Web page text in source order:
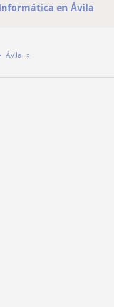
en Ávila
Ávila